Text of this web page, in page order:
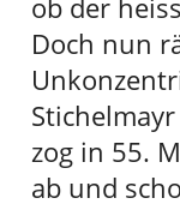
ob der
Doch nun
zog in 55.
ab und